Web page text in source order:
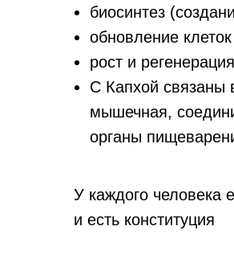
биосинтез
обновление клеток
рост и
С Капхой связаны
мышечная,
органы
У каждого
и есть конституция